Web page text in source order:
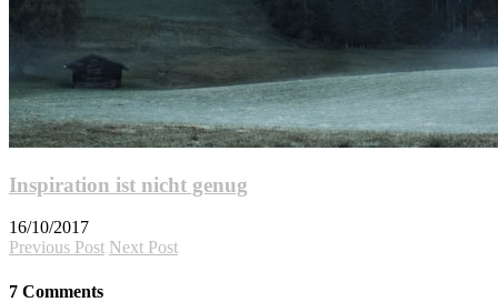
Inspiration ist nicht genug
16/10/2017
Previous Post Next Post
7 Comments